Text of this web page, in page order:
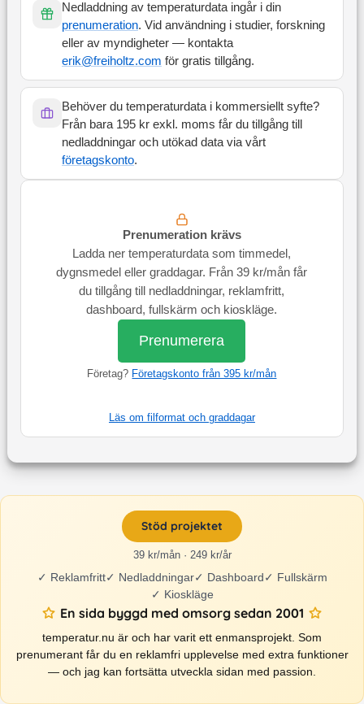
Nedladdning av temperaturdata ingår i din
prenumeration. Vid användning i studier, forskning
eller av myndigheter — kontakta
erik@freiholtz.com för gratis tillgång.
Behöver du temperaturdata i kommersiellt syfte?
Från bara 195 kr exkl. moms får du tillgång till
nedladdningar och utökad data via vårt
företagskonto.
Prenumeration krävs
Ladda ner temperaturdata som timmedel,
dygnsmedel eller graddagar. Från 39 kr/mån får
du tillgång till nedladdningar, reklamfritt,
dashboard, fullskärm och kioskläge.
Prenumerera
Företag? Företagskonto från 395 kr/mån
Läs om filformat och graddagar
Stöd projektet
39 kr/mån · 249 kr/år
✓ Reklamfritt✓ Nedladdningar✓ Dashboard✓ Fullskärm
✓ Kioskläge
En sida byggd med omsorg sedan 2001
temperatur.nu är och har varit ett enmansprojekt. Som
prenumerant får du en reklamfri upplevelse med extra funktioner
— och jag kan fortsätta utveckla sidan med passion.